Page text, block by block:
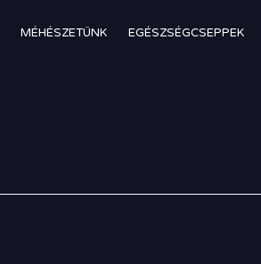
MÉHÉSZETÜNK EGÉSZSÉGCSEPPEK